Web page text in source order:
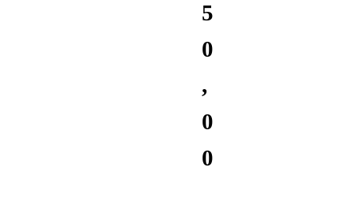
5
0
,
0
0